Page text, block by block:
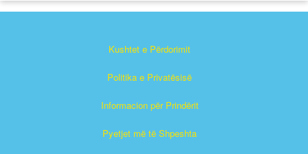
Kushtet e Përdorimit
Politika e Privatësisë
Informacion për Prindërit
Pyetjet më të Shpeshta